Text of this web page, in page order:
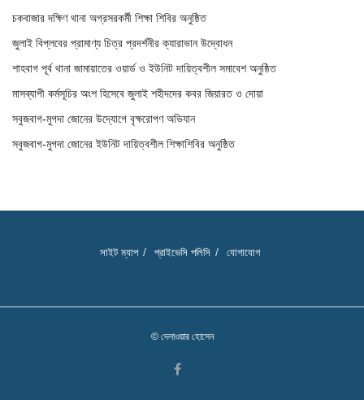
চকবাজার দক্ষিণ থানা অগ্রসরকর্মী শিক্ষা শিবির অনুষ্ঠিত
জুলাই বিপ্লবের প্রামাণ্য চিত্র প্রদর্শনীর ক্যারাভান উদ্বোধন
শাহবাগ পূর্ব থানা জামায়াতের ওয়ার্ড ও ইউনিট দায়িত্বশীল সমাবেশ অনুষ্ঠিত
মাসব্যাপী কর্মসূচির অংশ হিসেবে জুলাই শহীদদের কবর জিয়ারত ও দোয়া
সবুজবাগ-মুগদা জোনের উদ্যোগে বৃক্ষরোপণ অভিযান
সবুজবাগ-মুগদা জোনের ইউনিট দায়িত্বশীল শিক্ষাশিবির অনুষ্ঠিত
সাইট ম্যাপ প্রাইভেসি পলিসি যোগাযোগ
© দেলাওয়ার হোসেন